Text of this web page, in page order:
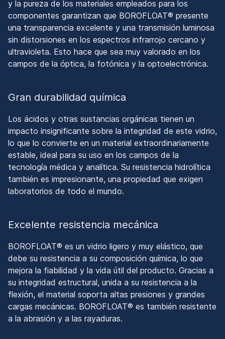
y la pureza de los materiales empleados para los
componentes garantizan que BOROFLOAT® presente
una transparencia excelente y una transmisión luminosa
sin distorsiones en los espectros infrarrojo cercano y
ultravioleta. Esto hace que sea muy valorado en los
campos de la óptica, la fotónica y la optoelectrónica.
Gran durabilidad química
Los ácidos y otras sustancias orgánicas tienen un
impacto insignificante sobre la integridad de este vidrio,
lo que lo convierte en un material extraordinariamente
estable, ideal para su uso en los campos de la
tecnología médica y analítica. Su resistencia hidrolítica
también es impresionante, una propiedad que exigen
laboratorios de todo el mundo.
Excelente resistencia mecánica
BOROFLOAT® es un vidrio ligero y muy elástico, que
debe su resistencia a su composición química, lo que
mejora la fiabilidad y la vida útil del producto. Gracias a
su integridad estructural, unida a su resistencia a la
flexión, el material soporta altas presiones y grandes
cargas mecánicas. BOROFLOAT® es también resistente
a la abrasión y a las rayaduras.